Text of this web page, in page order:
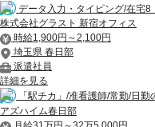
データ入力・タイピング/在宅
株式会社グラスト 新宿オフィス
時給1,900円～2,100円
埼玉県 春日部
派遣社員
詳細を見る
「駅チカ」/准看護師/常勤/日
アズハイム春日部